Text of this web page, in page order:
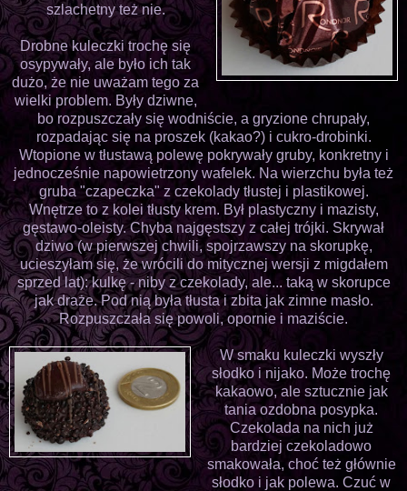
szlachetny też nie.
Drobne kuleczki trochę się
osypywały, ale było ich tak
dużo, że nie uważam tego za
wielki problem. Były dziwne,
bo rozpuszczały się wodniście, a gryzione chrupały,
rozpadając się na proszek (kakao?) i cukro-drobinki.
Wtopione w tłustawą polewę pokrywały gruby, konkretny i
jednocześnie napowietrzony wafelek. Na wierzchu była też
gruba "czapeczka" z czekolady tłustej i plastikowej.
Wnętrze to z kolei tłusty krem. Był plastyczny i mazisty,
gęstawo-oleisty. Chyba najgęstszy z całej trójki. Skrywał
dziwo (w pierwszej chwili, spojrzawszy na skorupkę,
ucieszyłam się, że wrócili do mitycznej wersji z migdałem
sprzed lat): kulkę - niby z czekolady, ale... taką w skorupce
jak draże. Pod nią była tłusta i zbita jak zimne masło.
Rozpuszczała się powoli, opornie i maziście.
W smaku kuleczki wyszły
słodko i nijako. Może trochę
kakaowo, ale sztucznie jak
tania ozdobna posypka.
Czekolada na nich już
bardziej czekoladowo
smakowała, choć też głównie
słodko i jak polewa. Czuć w